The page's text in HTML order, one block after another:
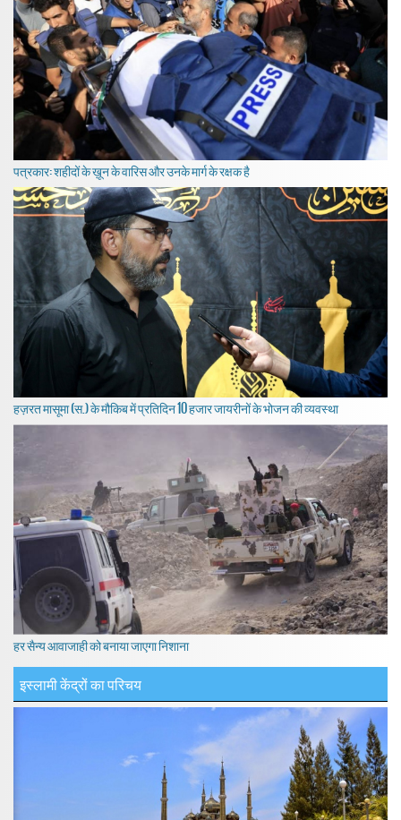
पत्रकार: शहीदों के ख़ून के वारिस और उनके मार्ग के रक्षक है
हज़रत मासूमा (स.) के मौकिब में प्रतिदिन 10 हजार जायरीनों के भोजन की व्यवस्था
हर सैन्य आवाजाही को बनाया जाएगा निशाना
इस्लामी केंद्रों का परिचय